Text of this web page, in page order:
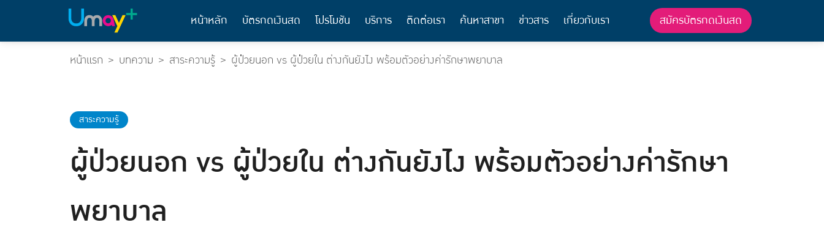
หน้าหลัก บัตรกดเงินสด โปรโมชัน บริการ ติดต่อเรา ค้นหาสาขา ข่าวสาร เกี่ยวกับเรา สมัครบัตรกดเงินสด
หน้าแรก บทความ สาระความรู้ ผู้ป่วยนอก vs ผู้ป่วยใน ต่างกันยังไง พร้อมตัวอย่างค่ารักษาพยาบาล
สาระความรู้
ผู้ป่วยนอก vs ผู้ป่วยใน ต่างกันยังไง พร้อมตัวอย่างค่ารักษา
พยาบาล